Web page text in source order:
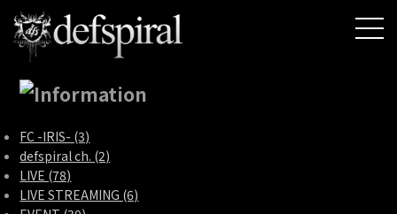
FC -IRIS- (3)
defspiral ch. (2)
LIVE (78)
LIVE STREAMING (6)